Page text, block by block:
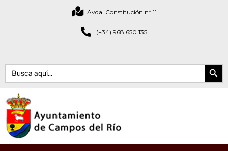
Avda. Constitución nº 11
(+34) 968 650 135
Buscar: Botón de